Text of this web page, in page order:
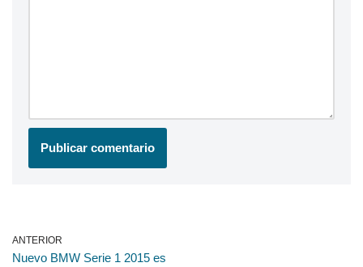
ANTERIOR
Nuevo BMW Serie 1 2015 es